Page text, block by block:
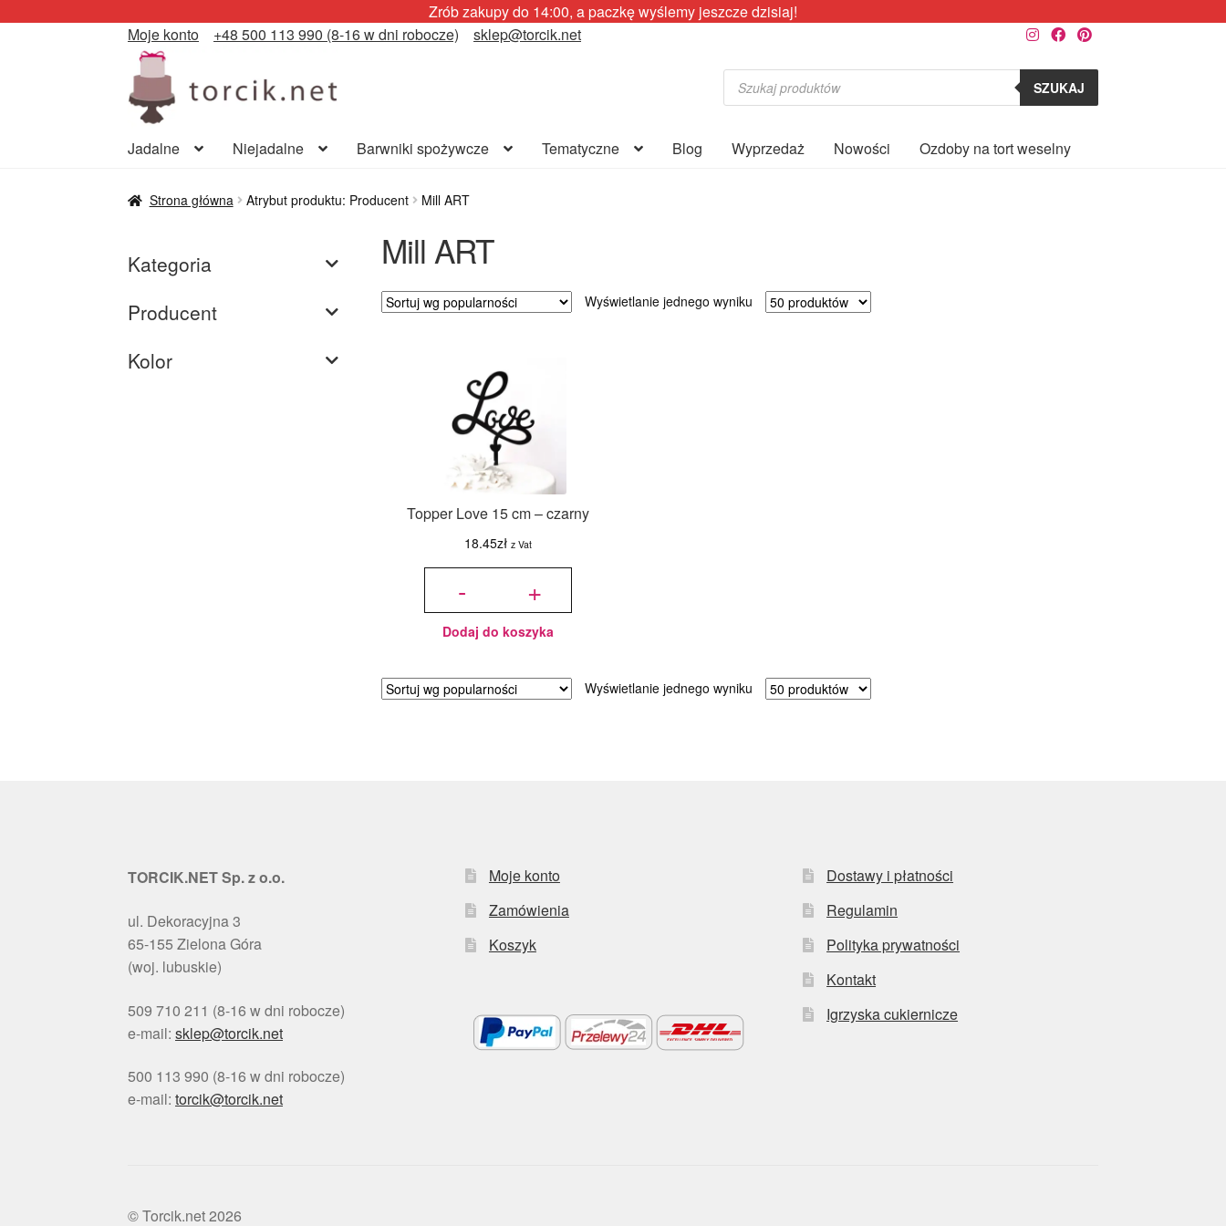
Zrób zakupy do 14:00, a paczkę wyślemy jeszcze dzisiaj!
Moje konto
+48 500 113 990 (8-16 w dni robocze) sklep@torcik.net
Przejdź
do
nawigacji
Przejdź
do
treści
Wyszukiwarka
produktów SZUKAJ
Jadalne Niejadalne Barwniki spożywcze Tematyczne Blog Wyprzedaż Nowości Ozdoby na tort weselny
Strona główna Atrybut produktu: Producent Mill ART
Mill ART
Wyświetlanie jednego wyniku
Topper Love 15 cm – czarny
18.45zł z Vat
-
ilość
15 cm +
Dodaj do koszyka
Wyświetlanie jednego wyniku
Kategoria
Producent
Kolor
TORCIK.NET Sp. z o.o.
ul. Dekoracyjna 3
65-155 Zielona Góra
(woj. lubuskie)
509 710 211 (8-16 w dni robocze)
e-mail:sklep@torcik.net
500 113 990 (8-16 w dni robocze)
e-mail:torcik@torcik.net
Moje konto
Zamówienia
Koszyk
Dostawy i płatności
Regulamin
Polityka prywatności
Kontakt
Igrzyska cukiernicze
© Torcik.net 2026